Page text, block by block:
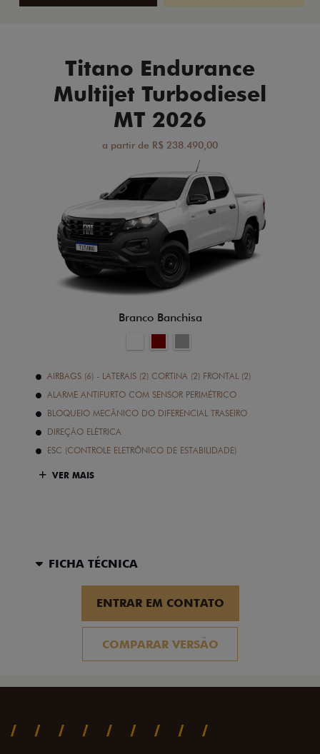
Titano Endurance
Multijet Turbodiesel
MT 2026
a partir de R$ 238.490,00
Branco Banchisa
AIRBAGS (6) - LATERAIS (2) CORTINA (2) FRONTAL (2)
ALARME ANTIFURTO COM SENSOR PERIMÉTRICO
BLOQUEIO MECÂNICO DO DIFERENCIAL TRASEIRO
DIREÇÃO ELÉTRICA
ESC (CONTROLE ELETRÔNICO DE ESTABILIDADE)
VER MAIS
FICHA TÉCNICA
ENTRAR EM CONTATO
COMPARAR VERSÃO